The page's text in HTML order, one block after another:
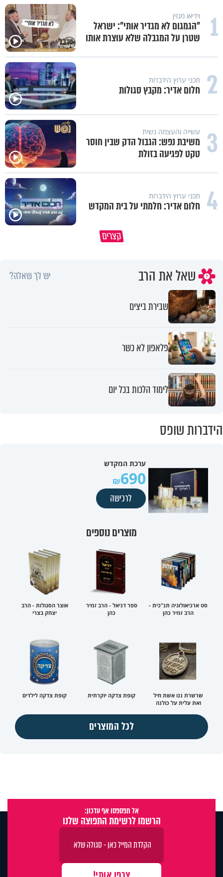
1 וידיאו מגזין
"הגמגום לא מגדיר אותי": ישראל
שטרן על המגבלה שלא עוצרת אותו
2 תכני ערוץ הידברות
חלום אדיר: מקבץ סגולות
3 עשייה והעצמה נשית
משיבת נפש: הגבול הדק שבין חוסר
טקט לפגיעה בזולת
4 תכני ערוץ הידברות
חלום אדיר: חלמתי על בית המקדש
קצרים
הרגעים הקשים ביותר בחיים
שאל את הרב יש לך שאלה?
שבירת ביצים
פלאפון לא כשר
לימוד הלכות בכל יום
הידברות שופס
ערכת המקדש
690
לרכישה
מוצרים נוספים
סט ארכיאולוגיה תנ"כית -
הרב זמיר כהן
ספר דניאל - הרב זמיר
כהן
אוצר הסגולות - הרב
יצחק בצרי
שרשרת ננו אשת חיל
ואת עלית על כולנה
קופת צדקה יוקרתית קופת צדקה לילדים
לכל המוצרים
אל תפספסו אף עדכון:
הרשמו לרשימת התפוצה שלנו